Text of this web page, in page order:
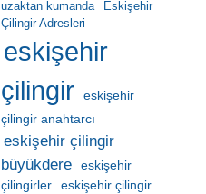
uzaktan kumanda
Eskişehir
Çilingir Adresleri
eskişehir
çilingir
eskişehir
çilingir anahtarcı
eskişehir çilingir
büyükdere
eskişehir
çilingirler
eskişehir çilingir